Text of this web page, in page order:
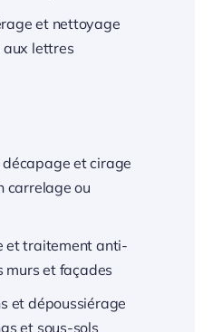
Var
et nettoyage
aux lettres
décapage et cirage
carrelage ou
et traitement anti-
murs et façades
et dépoussiérage
et sous-sols